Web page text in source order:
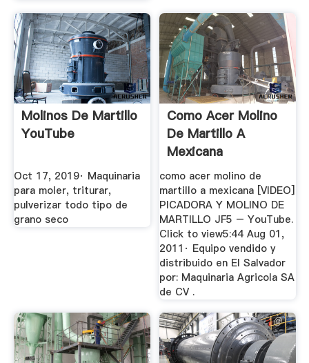
Molinos De Martillo
YouTube
Oct 17, 2019· Maquinaria
para moler, triturar,
pulverizar todo tipo de
grano seco
Como Acer Molino
De Martillo A
Mexicana
como acer molino de
martillo a mexicana [VIDEO]
PICADORA Y MOLINO DE
MARTILLO JF5 – YouTube.
Click to view5:44 Aug 01,
2011· Equipo vendido y
distribuido en El Salvador
por: Maquinaria Agricola SA
de CV .